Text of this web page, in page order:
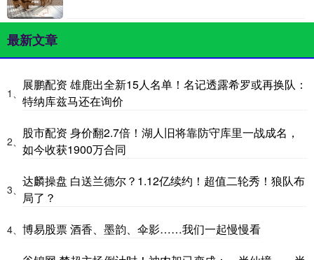
最新文章
1、
展鹏配资 雄鹿出全新15人名单！名记透露希罗或再换队：
特纳库兹马还在询价
2、
股市配资 身价翻2.7倍！湖人旧将靠防守库里一战成名，
如今收获1900万合同
3、
达麟操盘 白送兰德尔？1.12亿续约！超值二轮秀！狼队布
局了？
4、 博易股票 酒香、墨韵、伞影……我们一起慢慢看